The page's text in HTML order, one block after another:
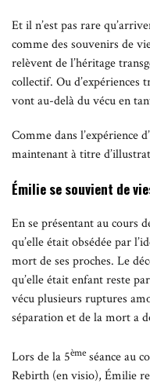
Et il n’est pas rare
comme des souvenirs de
relèvent de l’héritage
collectif. Ou d’expériences
vont au-delà du vécu en
Comme dans l’expérience
maintenant à titre
Émilie se souvient de
En se présentant au cours
qu’elle était obsédée par
mort de ses proches. Le
qu’elle était enfant reste
vécu plusieurs ruptures
séparation et de la mort a
Lors de la 5ème séance au
Rebirth (en visio), Émilie